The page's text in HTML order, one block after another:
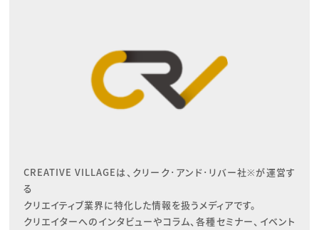
CREATIVE VILLAGEは、クリーク･アンド･リバー社※が運営す
る
クリエイティブ業界に特化した情報を扱うメディアです。
クリエイターへのインタビューやコラム、各種セミナー、イベント